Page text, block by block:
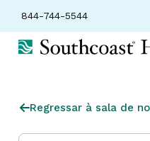
844-744-5544
Regressar à sala de